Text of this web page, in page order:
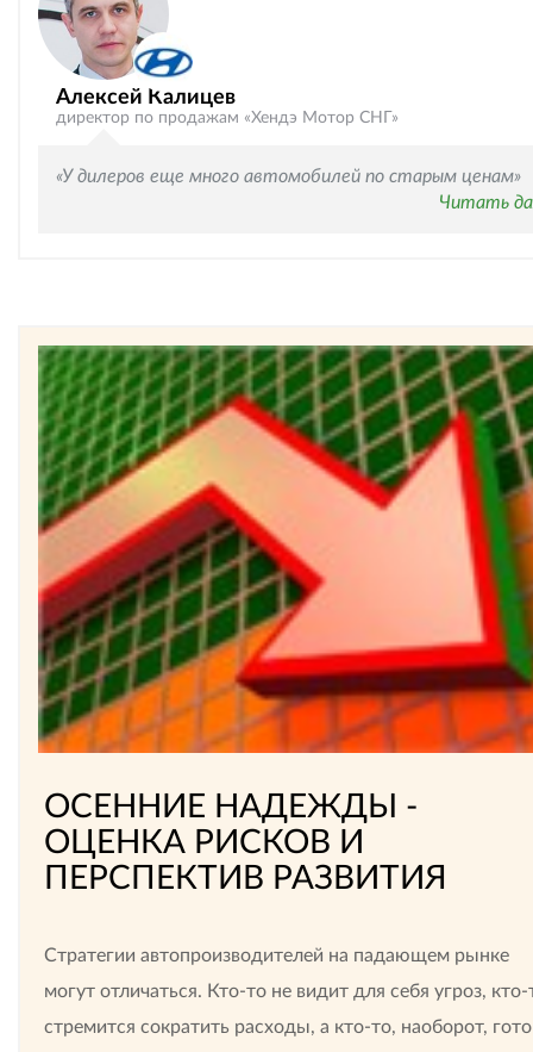
Алексей Калицев
директор по продажам «Хендэ Мотор СНГ»
«У дилеров еще много автомобилей по старым ценам»
Читать
ОСЕННИЕ НАДЕЖДЫ -
ОЦЕНКА РИСКОВ И
ПЕРСПЕКТИВ РАЗВИТИЯ
Стратегии автопроизводителей на падающем рынке
могут отличаться. Кто-то не видит для себя угроз, кто-
стремится сократить расходы, а кто-то, наоборот,